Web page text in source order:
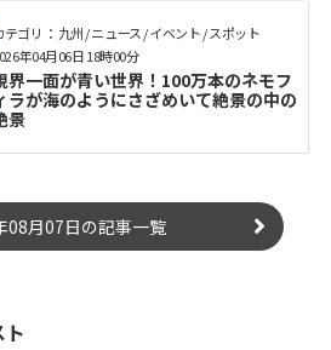
テゴリ： 九州 / ニュース / イベント / スポット
界一面が青い世界！100万本のネモフ
ラが海のようにさざめいて絶景の中の
景
年04月06日 18時00分
08月07日の記事一覧